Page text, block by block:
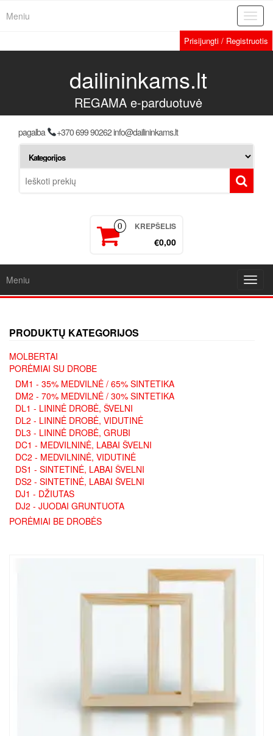
Meniu
Prisijungti / Registruotis
dailininkams.lt
REGAMA e-parduotuvė
pagalba +370 699 90262 info@dailininkams.lt
0 KREPŠELIS
€0,00
Meniu
PRODUKTŲ KATEGORIJOS
MOLBERTAI
PORĖMIAI SU DROBE
DM1 - 35% MEDVILNĖ / 65% SINTETIKA
DM2 - 70% MEDVILNĖ / 30% SINTETIKA
DL1 - LININĖ DROBĖ, ŠVELNI
DL2 - LININĖ DROBĖ, VIDUTINĖ
DL3 - LININĖ DROBĖ, GRUBI
DC1 - MEDVILNINĖ, LABAI ŠVELNI
DC2 - MEDVILNINĖ, VIDUTINĖ
DS1 - SINTETINĖ, LABAI ŠVELNI
DS2 - SINTETINĖ, LABAI ŠVELNI
DJ1 - DŽIUTAS
DJ2 - JUODAI GRUNTUOTA
PORĖMIAI BE DROBĖS